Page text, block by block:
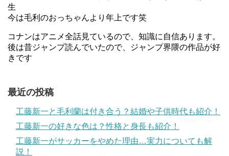
生
今は毛利のおっちゃんより年上です笑
コナンはアニメ全話見ているので、知識に自信あります。
後は昔ジャンプ読んでいたので、ジャンプ界隈の作品が好
きです
最近の投稿
工藤新一と毛利蘭は付き合う？結婚や子供時代も紹介！
工藤新一の好きな色は？性格と身長も紹介！
工藤新一がサッカーをやめた理由…実力についても解
説！